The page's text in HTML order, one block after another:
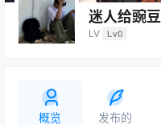
迷人给豌豆
LV Lv0
概览 发布的